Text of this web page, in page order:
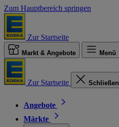
Zum Hauptbereich springen
Zur Startseite
Markt & Angebote Menü
Zur Startseite Schließen
Angebote
Märkte